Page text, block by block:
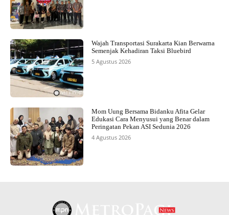
Wajah Transportasi Surakarta Kian Berwarna
Semenjak Kehadiran Taksi Bluebird
5 Agustus 2026
Mom Uung Bersama Bidanku Afita Gelar
Edukasi Cara Menyusui yang Benar dalam
Peringatan Pekan ASI Sedunia 2026
4 Agustus 2026